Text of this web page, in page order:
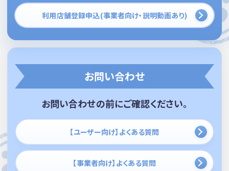
利用店舗登録申込(事業者向け・説明動画あり)
お問い合わせ
お問い合わせの前にご確認ください。
【ユーザー向け】よくある質問
【事業者向け】よくある質問